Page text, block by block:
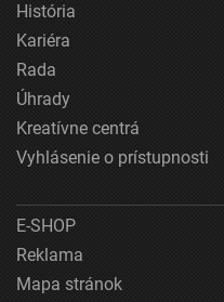
História
Kariéra
Rada
Úhrady
Kreatívne centrá
Vyhlásenie o prístupnosti
E-SHOP
Reklama
Mapa stránok